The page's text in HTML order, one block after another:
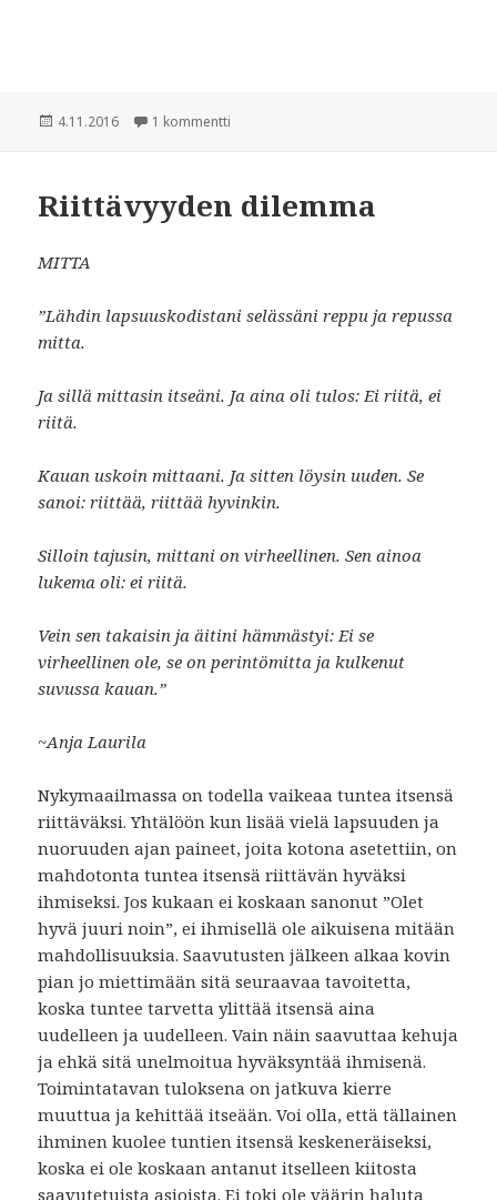
Julkaistu
4.11.2016 1 kommentti
Riittävyyden dilemma
MITTA
”Lähdin lapsuuskodistani selässäni reppu ja repussa
mitta.
Ja sillä mittasin itseäni. Ja aina oli tulos: Ei riitä, ei
riitä.
Kauan uskoin mittaani. Ja sitten löysin uuden. Se
sanoi: riittää, riittää hyvinkin.
Silloin tajusin, mittani on virheellinen. Sen ainoa
lukema oli: ei riitä.
Vein sen takaisin ja äitini hämmästyi: Ei se
virheellinen ole, se on perintömitta ja kulkenut
suvussa kauan.”
~Anja Laurila
Nykymaailmassa on todella vaikeaa tuntea itsensä
riittäväksi. Yhtälöön kun lisää vielä lapsuuden ja
nuoruuden ajan paineet, joita kotona asetettiin, on
mahdotonta tuntea itsensä riittävän hyväksi
ihmiseksi. Jos kukaan ei koskaan sanonut ”Olet
hyvä juuri noin”, ei ihmisellä ole aikuisena mitään
mahdollisuuksia. Saavutusten jälkeen alkaa kovin
pian jo miettimään sitä seuraavaa tavoitetta,
koska tuntee tarvetta ylittää itsensä aina
uudelleen ja uudelleen. Vain näin saavuttaa kehuja
ja ehkä sitä unelmoitua hyväksyntää ihmisenä.
Toimintatavan tuloksena on jatkuva kierre
muuttua ja kehittää itseään. Voi olla, että tällainen
ihminen kuolee tuntien itsensä keskeneräiseksi,
koska ei ole koskaan antanut itselleen kiitosta
saavutetuista asioista. Ei toki ole väärin haluta